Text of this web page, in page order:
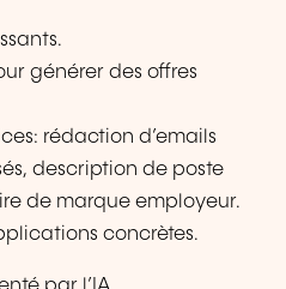
générer des offres
rédaction d’emails
description de poste
de marque employeur.
concrètes.